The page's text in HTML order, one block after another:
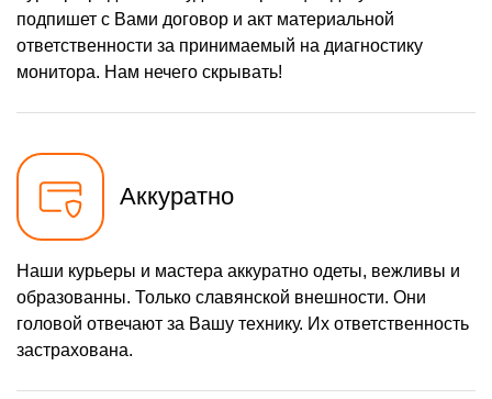
подпишет с Вами договор и акт материальной
ответственности за принимаемый на диагностику
монитора. Нам нечего скрывать!
Аккуратно
Наши курьеры и мастера аккуратно одеты, вежливы и
образованны. Только славянской внешности. Они
головой отвечают за Вашу технику. Их ответственность
застрахована.